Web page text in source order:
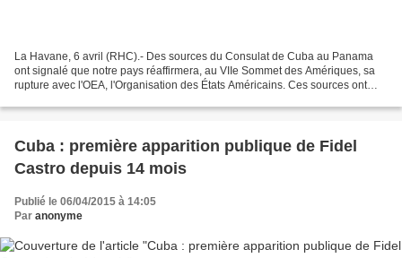
La Havane, 6 avril (RHC).- Des sources du Consulat de Cuba au Panama
ont signalé que notre pays réaffirmera, au VIIe Sommet des Amériques, sa
rupture avec l'OEA, l'Organisation des États Américains. Ces sources ont
Cuba : première apparition publique de Fidel
Castro depuis 14 mois
Publié le 06/04/2015 à 14:05
Par anonyme